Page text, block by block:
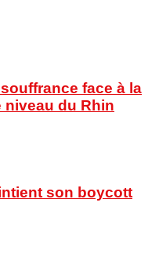
face à la
niveau du Rhin
son boycott